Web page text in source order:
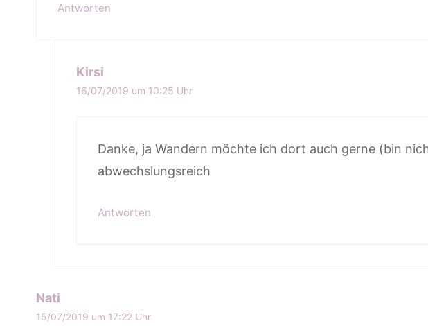
Antworten
Kirsi
16/07/2019 um 10:25 Uhr
Danke, ja Wandern möchte ich dort auch gerne (bin
abwechslungsreich
Antworten
Nati
15/07/2019 um 17:22 Uhr